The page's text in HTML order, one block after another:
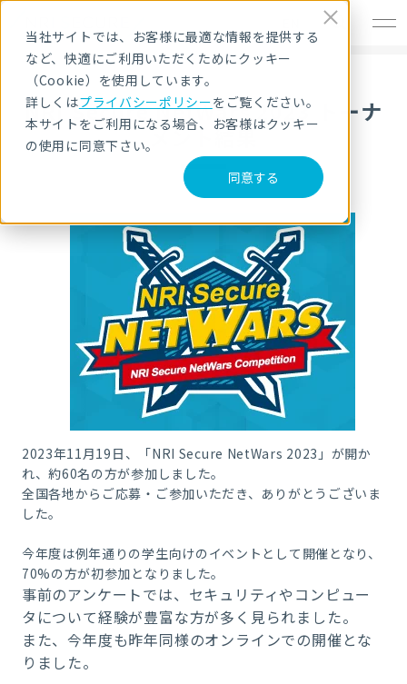
当社サイトでは、お客様に最適な情報を提供する
など、快適にご利用いただくためにクッキー
（Cookie）を使用しています。
詳しくはプライバシーポリシーをご覧ください。
本サイトをご利用になる場合、お客様はクッキー
の使用に同意下さい。
同意する
NRI Secure NetWars 2023 トーナ
メント結果
2023年11月19日、「NRI Secure NetWars 2023」が開か
れ、約60名の方が参加しました。
全国各地からご応募・ご参加いただき、ありがとうございま
した。
今年度は例年通りの学生向けのイベントとして開催となり、
70%の方が初参加となりました。
事前のアンケートでは、セキュリティやコンピュー
タについて経験が豊富な方が多く見られました。
また、今年度も昨年同様のオンラインでの開催とな
りました。